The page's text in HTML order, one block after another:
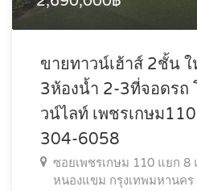
ขายทาวน์เฮ้าส์ 2ชั้น
3ห้องน้ำ 2-3ที่จอดรถ
วน์ไลท์ เพชรเกษม
304-6058
ซอยเพชรเกษม 110 แยก 8
หนองแขม กรุงเทพมหานคร